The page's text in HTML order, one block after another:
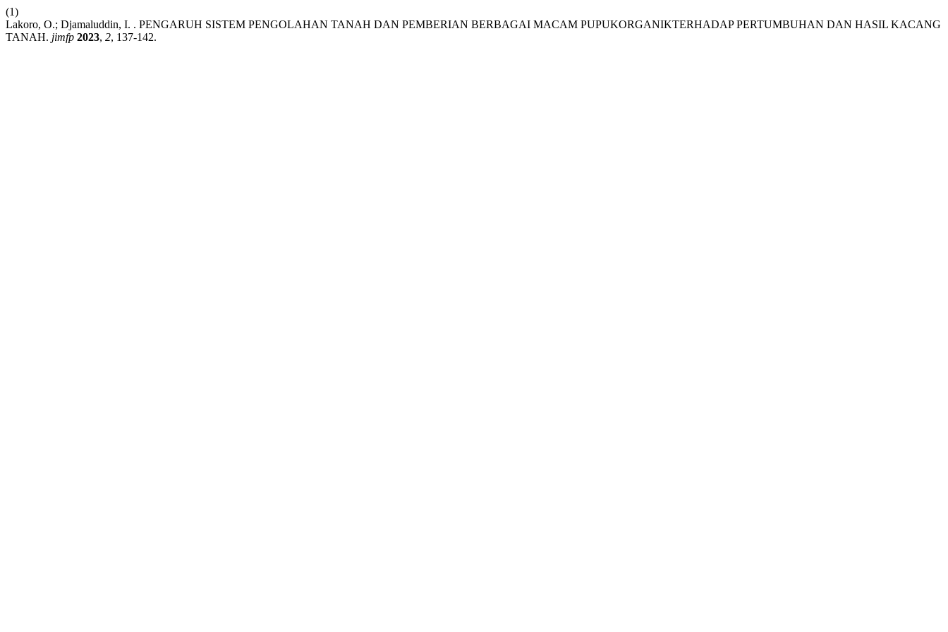
(1)
Lakoro, O.; Djamaluddin, I. . PENGARUH SISTEM PENGOLAHAN TANAH DAN PEMBERIAN BERBAGAI MACAM PUPUKORGANIKTERHADAP PERTUMBUHAN DAN HASIL KACANG
TANAH. jimfp 2023, 2, 137-142.